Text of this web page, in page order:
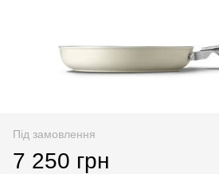
Під замовлення
7 250 грн